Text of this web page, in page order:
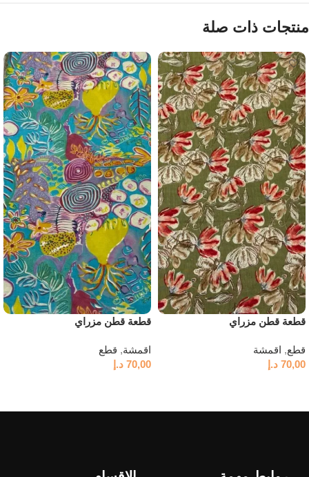
منتجات ذات صلة
قطعة قطن مزراي
قطع, اقمشة
70,00 د.إ
قطعة قطن مزراي
اقمشة, قطع
70,00 د.إ